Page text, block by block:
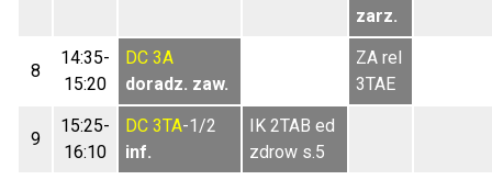
zarz.
8
14:35-
15:20
DC 3A
doradz. zaw.
ZA rel
3TAE
9
15:25-
16:10
DC 3TA-1/2
inf.
IK 2TAB ed
zdrow s.5